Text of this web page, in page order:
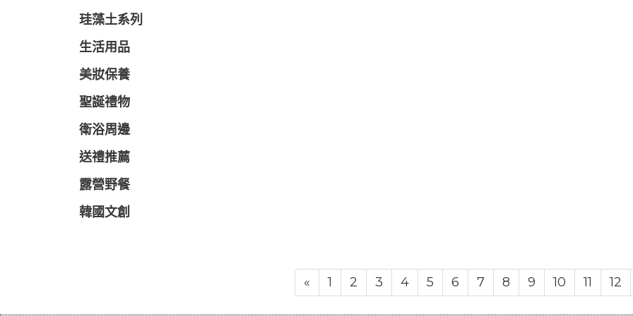
珪藻土系列
生活用品
美妝保養
聖誕禮物
衛浴周邊
送禮推薦
露營野餐
韓國文創
« 1 2 3 4 5 6 7 8 9 10 11 12